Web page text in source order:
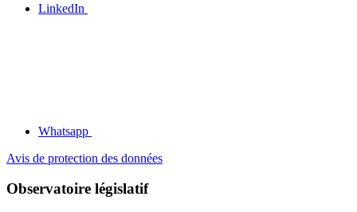
LinkedIn
Whatsapp
Avis de protection des données
Observatoire législatif